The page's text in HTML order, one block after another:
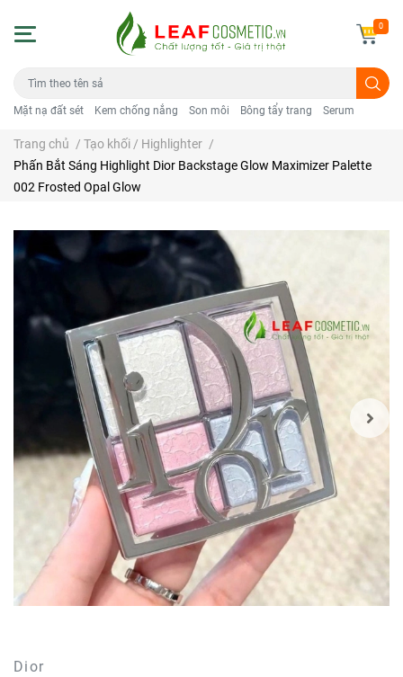
Mặt nạ đất sét Kem chống nắng Son môi Bông tẩy trang Serum
0
Trang chủ / Tạo khối / Highlighter /
Phấn Bắt Sáng Highlight Dior Backstage Glow Maximizer Palette
002 Frosted Opal Glow
Dior